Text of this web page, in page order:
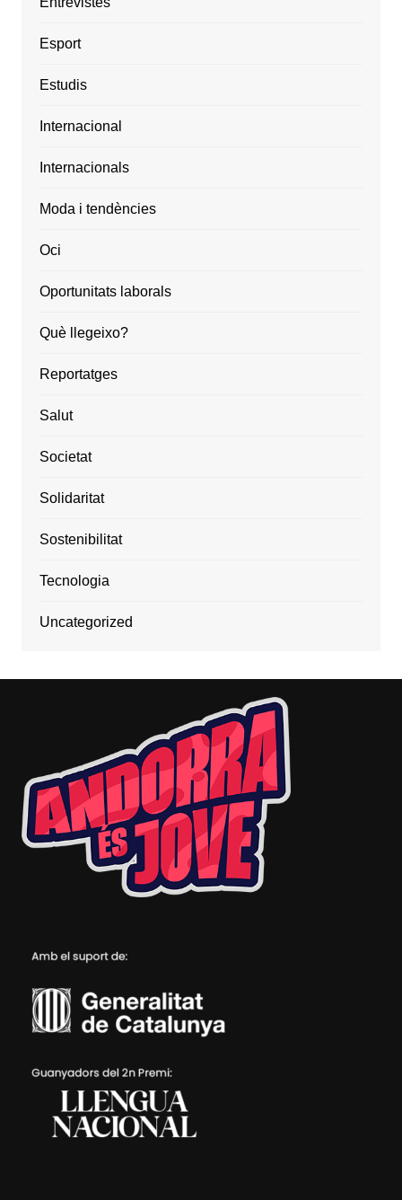
Esport
Estudis
Internacional
Internacionals
Moda i tendències
Oci
Oportunitats laborals
Què llegeixo?
Reportatges
Salut
Societat
Solidaritat
Sostenibilitat
Tecnologia
Uncategorized